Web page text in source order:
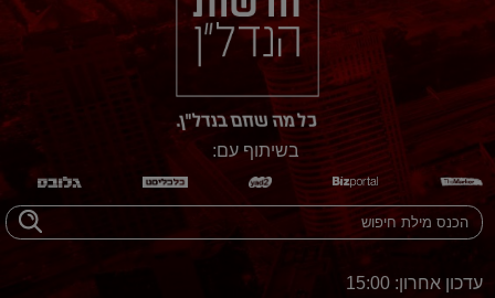
בשיתוף עם:
עדכון אחרון: 15:00